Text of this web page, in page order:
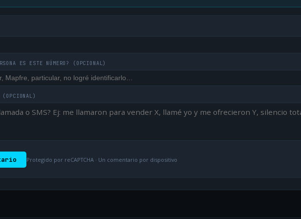
ES ESTE NÚMERO? (OPCIONAL)
(OPCIONAL)
Protegido por reCAPTCHA · Un comentario por dispositivo